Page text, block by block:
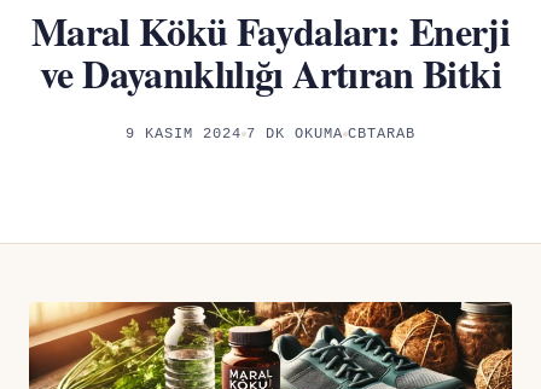
Maral Kökü Faydaları: Enerji
ve Dayanıklılığı Artıran Bitki
9 KASIM 2024 7 DK OKUMA CBTARAB